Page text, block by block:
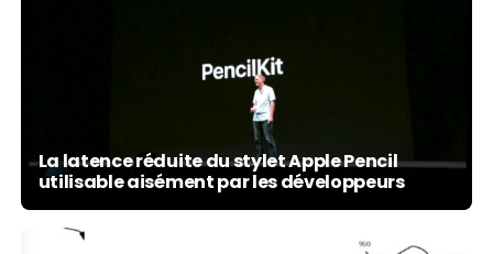
La latence réduite du stylet Apple Pencil
utilisable aisément par les développeurs